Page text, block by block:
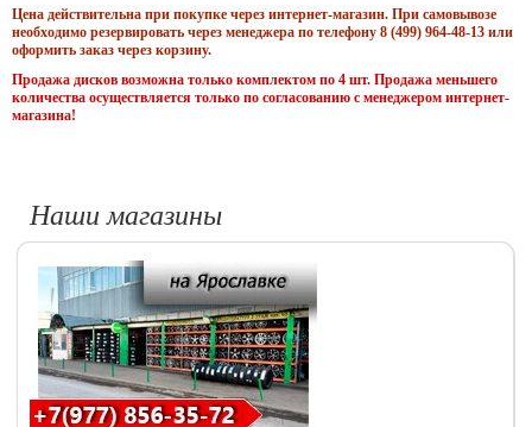
Цена действительна при покупке через интернет-магазин. При самовывозе
необходимо резервировать через менеджера по телефону 8 (499) 964-48-13 или
оформить заказ через корзину.
Продажа дисков возможна только комплектом по 4 шт. Продажа меньшего
количества осуществляется только по согласованию с менеджером интернет-
магазина!
Наши магазины